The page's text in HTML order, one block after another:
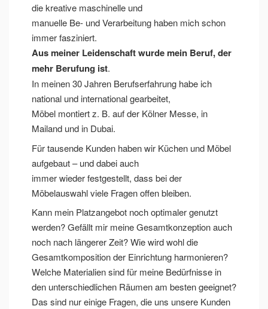
die kreative maschinelle und
manuelle Be- und Verarbeitung haben mich schon
immer fasziniert.
Aus meiner Leidenschaft wurde mein Beruf, der
mehr Berufung ist.
In meinen 30 Jahren Berufserfahrung habe ich
national und international gearbeitet,
Möbel montiert z. B. auf der Kölner Messe, in
Mailand und in Dubai.
Für tausende Kunden haben wir Küchen und Möbel
aufgebaut – und dabei auch
immer wieder festgestellt, dass bei der
Möbelauswahl viele Fragen offen bleiben.
Kann mein Platzangebot noch optimaler genutzt
werden? Gefällt mir meine Gesamtkonzeption auch
noch nach längerer Zeit? Wie wird wohl die
Gesamtkomposition der Einrichtung harmonieren?
Welche Materialien sind für meine Bedürfnisse in
den unterschiedlichen Räumen am besten geeignet?
Das sind nur einige Fragen, die uns unsere Kunden